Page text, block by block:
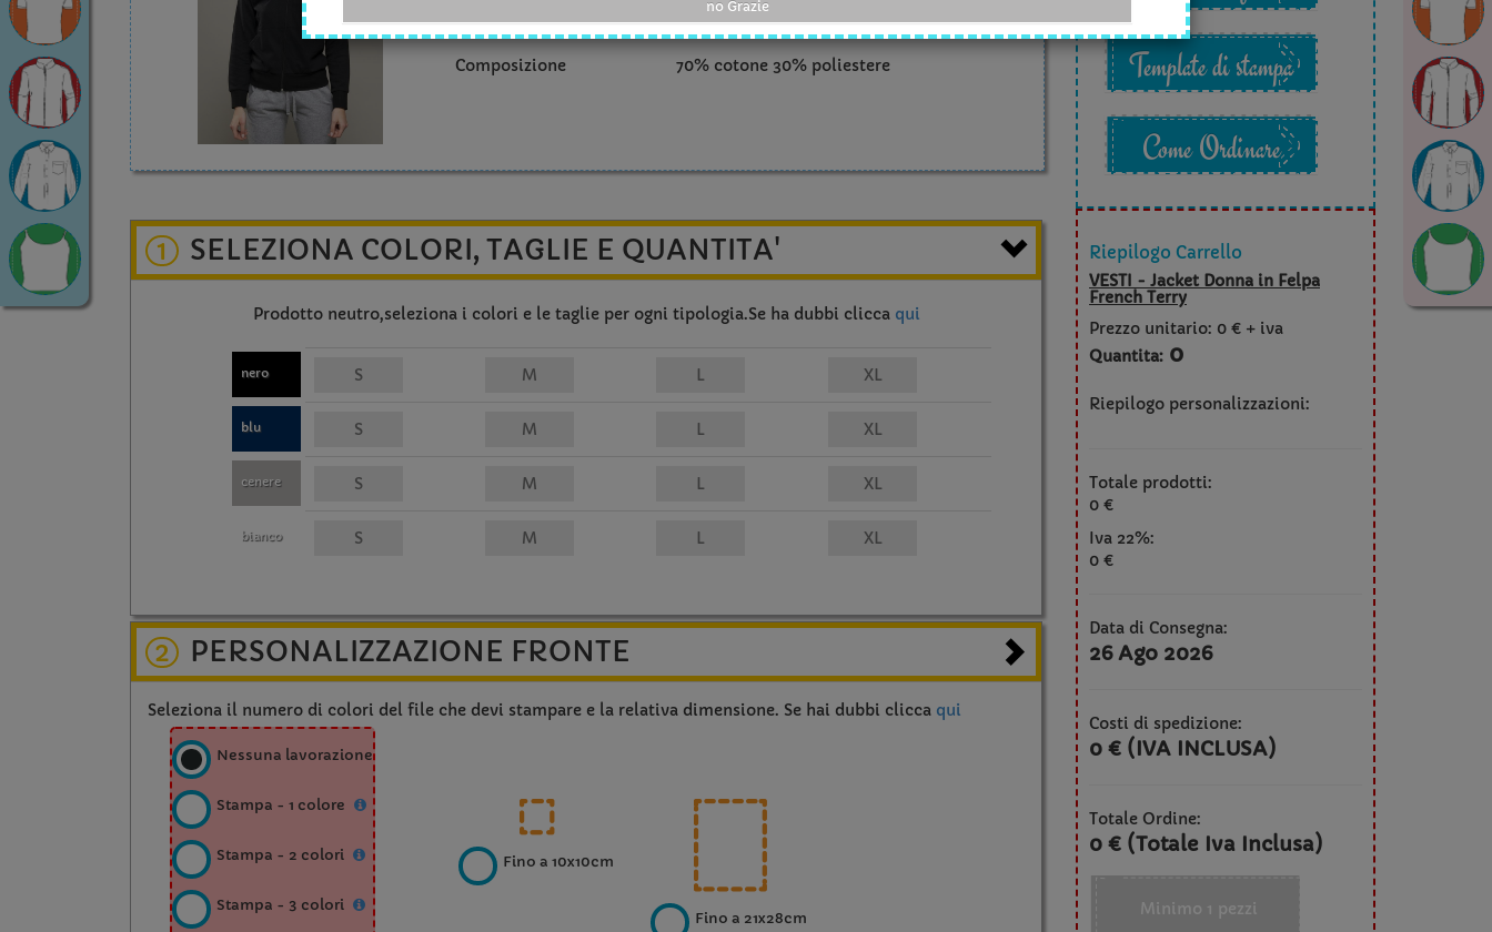
Composizione 70% cotone 30% poliestere
Template di stampa
Come Ordinare
1 SELEZIONA COLORI, TAGLIE E QUANTITA'
Prodotto neutro,seleziona i colori e le taglie per ogni tipologia.Se ha dubbi cliccaqui
nero
blu
cenere
bianco
2 PERSONALIZZAZIONE FRONTE
Seleziona il numero di colori del file che devi stampare e la relativa dimensione. Se hai dubbi clicca qui
Fino a 10x10cm
Fino a 21x28cm
Nessuna lavorazione
Stampa - 1 colore
Stampa - 2 colori
Stampa - 3 colori
Riepilogo Carrello
VESTI - Jacket Donna in Felpa
French Terry
Prezzo unitario: 0 € + iva
Quantita: 0
Riepilogo personalizzazioni:
Totale prodotti:
0 €
Iva 22%:
0 €
Data di Consegna:
26 Ago 2026
Costi di spedizione:
0 € (IVA INCLUSA)
Totale Ordine:
0 € (Totale Iva Inclusa)
no Grazie